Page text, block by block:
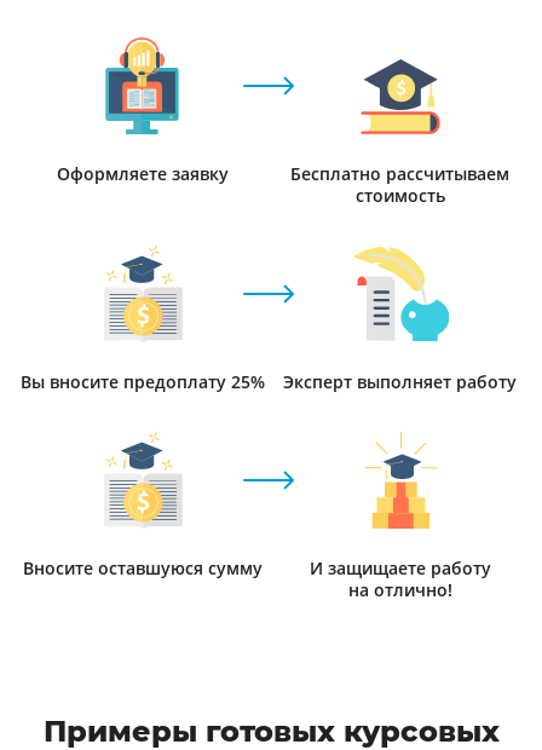
Оформляете заявку
Бесплатно рассчитываем
стоимость
Вы вносите предоплату 25% Эксперт выполняет работу
Вносите оставшуюся сумму
И защищаете работу
на отлично!
Примеры готовых курсовых